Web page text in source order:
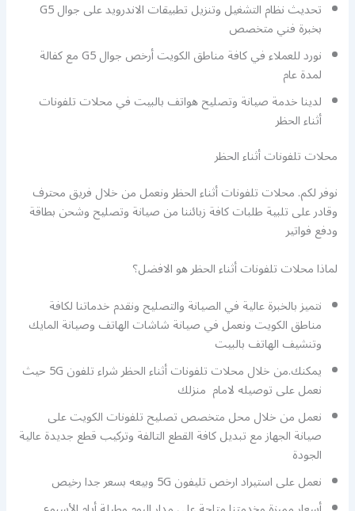
تحديث نظام التشغيل وتنزيل تطبيقات الاندرويد على جوال G5
بخبرة فني متخصص
نورد للعملاء في كافة مناطق الكويت أرخص جوال G5 مع كفالة
لمدة عام
لدينا خدمة صيانة وتصليح هواتف بالبيت في محلات تلفونات
أثناء الحظر
محلات تلفونات أثناء الحظر
نوفر لكم. محلات تلفونات أثناء الحظر ونعمل من خلال فريق محترف
وقادر على تلبية طلبات كافة زبائننا من صيانة وتصليح وشحن بطاقة
ودفع فواتير
لماذا محلات تلفونات أثناء الحظر هو الافضل؟
نتميز بالخبرة عالية في الصيانة والتصليح ونقدم خدماتنا لكافة
مناطق الكويت ونعمل في صيانة شاشات الهاتف وصيانة المايك
وتنشيف الهاتف بالبيت
يمكنك.من خلال محلات تلفونات أثناء الحظر شراء تلفون 5G حيث
نعمل على توصيله لامام منزلك
نعمل من خلال محل متخصص تصليح تلفونات الكويت على
صيانة الجهاز مع تبديل كافة القطع التالفة وتركيب قطع جديدة عالية
الجودة
نعمل على استيراد ارخص تليفون 5G وبيعه بسعر جدا رخيص